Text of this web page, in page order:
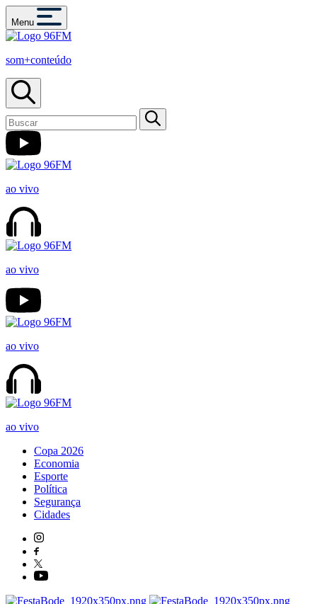
Menu
som+conteúdo
ao vivo
ao vivo
ao vivo
ao vivo
Copa 2026
Economia
Esporte
Política
Segurança
Cidades